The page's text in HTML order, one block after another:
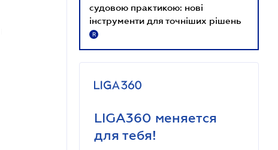
судовою практикою: нові
інструменти для точніших рішень
R
LIGA360 меняется
для тебя!